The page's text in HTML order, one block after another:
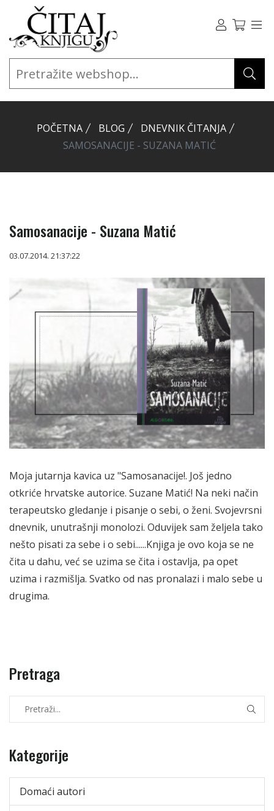
POČETNA BLOG
DNEVNIK ČITANJA
SAMOSANACIJE - SUZANA MATIĆ
Samosanacije - Suzana Matić
03.07.2014. 21:37:22
Moja jutarnja kavica uz "Samosanacije!. Još jedno
otkriće hrvatske autorice. Suzane Matić! Na neki način
terapeutsko gledanje i pisanje o sebi, o ženi. Svojevrsni
dnevnik, unutrašnji monolozi. Oduvijek sam željela tako
nešto pisati za sebe i o sebi......Knjiga je ovo koja se ne
čita u dahu, već se uzima se čita i ostavlja, pa opet
uzima i razmišlja. Svatko od nas pronalazi i malo sebe u
drugima.
Pretraga
Kategorije
Domaći autori